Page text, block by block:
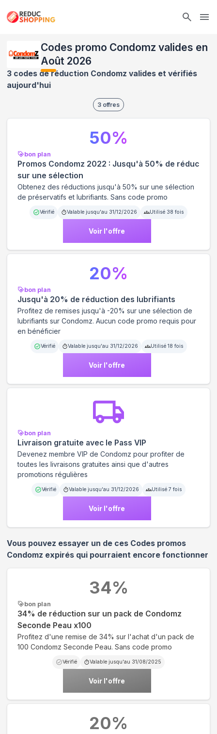
Codes promo Condomz valides en
Août 2026
3 codes de réduction Condomz valides et vérifiés
aujourd'hui
3 offres
bon plan
Promos Condomz 2022 : Jusqu'à 50% de réduc
sur une sélection
Obtenez des réductions jusqu'à 50% sur une sélection
de préservatifs et lubrifiants. Sans code promo
Vérifié Valable jusqu'au 31/12/2026 Utilisé 38 fois
Voir l'offre
50%
bon plan
Jusqu'à 20% de réduction des lubrifiants
Profitez de remises jusqu'à -20% sur une sélection de
lubrifiants sur Condomz. Aucun code promo requis pour
en bénéficier
Vérifié Valable jusqu'au 31/12/2026 Utilisé 18 fois
Voir l'offre
20%
bon plan
Livraison gratuite avec le Pass VIP
Devenez membre VIP de Condomz pour profiter de
toutes les livraisons gratuites ainsi que d'autres
promotions régulières
Vérifié Valable jusqu'au 31/12/2026 Utilisé 7 fois
Voir l'offre
Vous pouvez essayer un de ces Codes promos
Condomz expirés qui pourraient encore fonctionner
bon plan
34% de réduction sur un pack de Condomz
Seconde Peau x100
Profitez d'une remise de 34% sur l'achat d'un pack de
100 Condomz Seconde Peau. Sans code promo
Vérifié Valable jusqu'au 31/08/2025
Voir l'offre
34%
20%